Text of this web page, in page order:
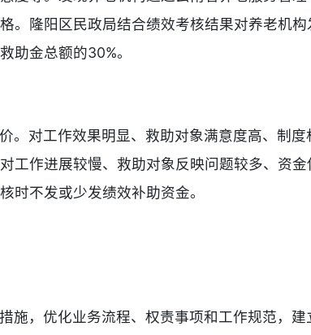
。隆阳区民政局结合绩效考核结果对养老机构
助金总额的30%。
。对工作效果明显、救助对象满意度高、制度
工作进展较慢、救助对象反映问题较多、资金
时不发或少发绩效补助资金。
施，优化业务流程、权责事项和工作规范，建